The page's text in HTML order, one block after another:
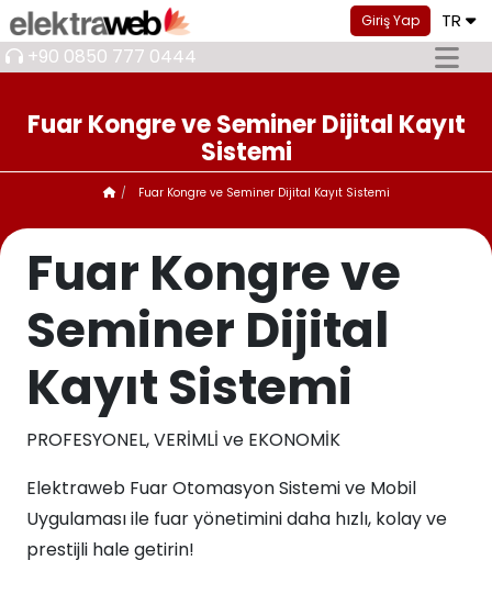
Giriş Yap TR
+90 0850 777 0444
Fuar Kongre ve Seminer Dijital Kayıt
Sistemi
Fuar Kongre ve Seminer Dijital Kayıt Sistemi
Fuar Kongre ve
Seminer Dijital
Kayıt Sistemi
PROFESYONEL, VERİMLİ ve EKONOMİK
Elektraweb Fuar Otomasyon Sistemi ve Mobil
Uygulaması ile fuar yönetimini daha hızlı, kolay ve
prestijli hale getirin!